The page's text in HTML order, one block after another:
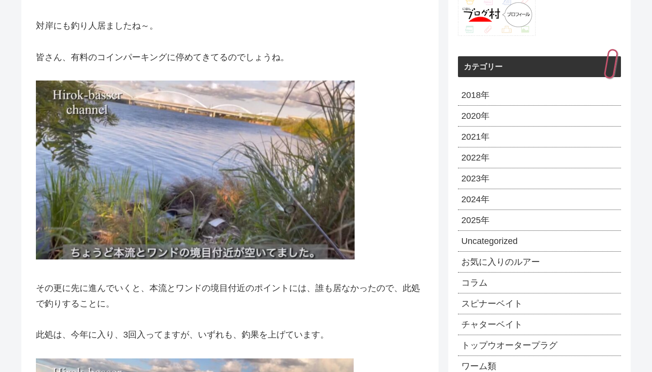
対岸にも釣り人居ましたね～。
皆さん、有料のコインパーキングに停めてきてるのでしょうね。
その更に先に進んでいくと、本流とワンドの境目付近のポイントには、誰も居なかったので、此処
で釣りすることに。
此処は、今年に入り、3回入ってますが、いずれも、釣果を上げています。
カテゴリー
2018年
2020年
2021年
2022年
2023年
2024年
2025年
Uncategorized
お気に入りのルアー
コラム
スピナーベイト
チャターベイト
トップウオータープラグ
ワーム類